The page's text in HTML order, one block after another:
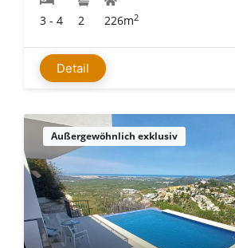
3 - 4 2 226m2
Detail
Außergewöhnlich exklusiv